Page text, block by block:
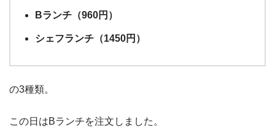
Bランチ（960円）
シェフランチ（1450円）
の3種類。
この日はBランチを注文しました。